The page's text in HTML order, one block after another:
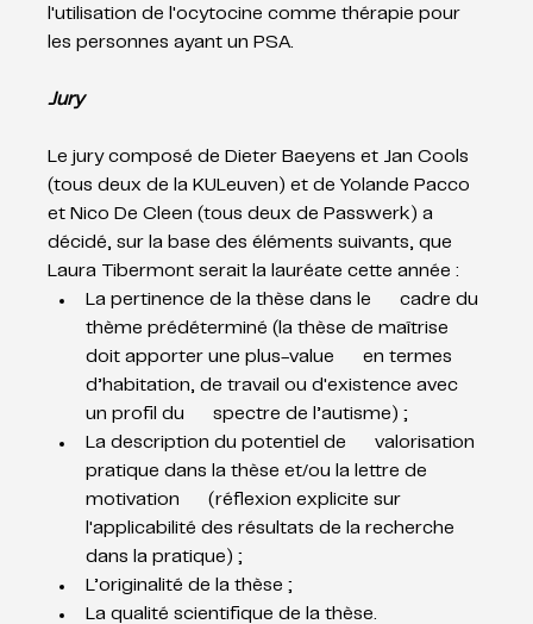
l'utilisation de l'ocytocine comme thérapie pour
les personnes ayant un PSA.
Jury
Le jury composé de Dieter Baeyens et Jan Cools
(tous deux de la KULeuven) et de Yolande Pacco
et Nico De Cleen (tous deux de Passwerk) a
décidé, sur la base des éléments suivants, que
Laura Tibermont serait la lauréate cette année :
La pertinence de la thèse dans le      cadre du
thème prédéterminé (la thèse de maîtrise
doit apporter une plus-value      en termes
d’habitation, de travail ou d'existence avec
un profil du      spectre de l’autisme) ;
La description du potentiel de      valorisation
pratique dans la thèse et/ou la lettre de
motivation      (réflexion explicite sur
l'applicabilité des résultats de la recherche
dans la pratique) ;
L’originalité de la thèse ;
La qualité scientifique de la thèse.